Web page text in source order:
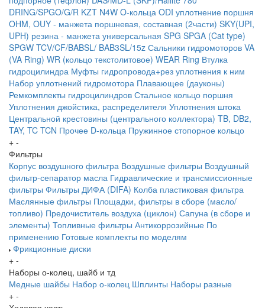
DRING/SPGO/G/R KZT N4W O-кольца ODI уплотнение поршня
OHM, OUY - манжета поршневая, составная (2части) SKY(UPI,
UPH) резина - манжета универсальная SPG SPGA (Cat type)
SPGW TCV/CF/BABSL/ BAB3SL/15z Сальники гидромоторов VA
(VA Ring) WR (кольцо текстолитовое) WEAR Ring Втулка
гидроцилиндра Муфты гидропровода+рез уплотнения к ним
Набор уплотнений гидромотора Плавающее (дауконы)
Ремкомплекты гидроцилиндров Стальное кольцо поршня
Уплотнения джойстика, распределителя Уплотнения штока
Центральной крестовины (центрального коллектора) TB, DB2,
TAY, TC TCN Прочее D-кольца Пружинное стопорное кольцо
+ -
Фильтры
Корпус воздушного фильтра Воздушные фильтры Воздушный
фильтр-сепаратор масла Гидравлические и трансмиссионные
фильтры Фильтры ДИФА (DIFA) Колба пластиковая фильтра
Маслянные фильтры Площадки, фильтры в сборе (масло/
топливо) Предочиститель воздуха (циклон) Сапуна (в сборе и
элементы) Топливные фильтры Антикоррозийные По
применению Готовые комплекты по моделям
Фрикционные диски
+ -
Наборы о-колец, шайб и тд
Медные шайбы Набор о-колец Шплинты Наборы разные
+ -